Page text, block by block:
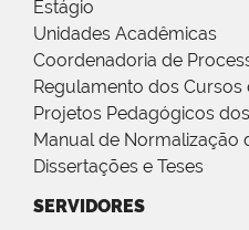
Estágio
Unidades Acadêmicas
Coordenadoria de
Regulamento dos Cursos
Projetos Pedagógicos
Manual de Normalização
Dissertações e Teses
SERVIDORES